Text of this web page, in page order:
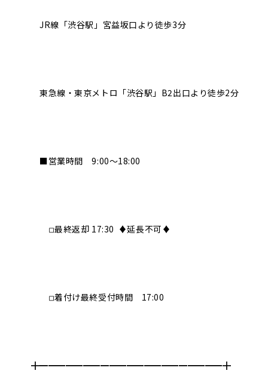
JR線「渋谷駅」宮益坂口より徒歩3分
東急線・東京メトロ「渋谷駅」B2出口より徒歩2分
■営業時間 9:00〜18:00
◽︎最終返却 17:30 ♦︎延長不可♦︎
◽︎着付け最終受付時間 17:00
╋━━━━━━━━━━━━━━━━━━━━━╋